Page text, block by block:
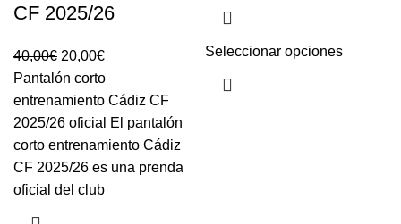
CF 2025/26
40,00€ 20,00€
Pantalón corto
entrenamiento Cádiz CF
2025/26 oficial El pantalón
corto entrenamiento Cádiz
CF 2025/26 es una prenda
oficial del club
Seleccionar opciones